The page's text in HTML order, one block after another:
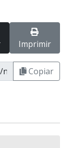
Imprimir
Copiar